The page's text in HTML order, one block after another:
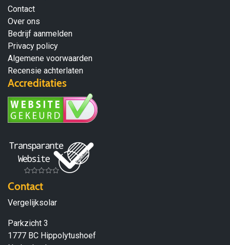
Contact
Over ons
Bedrijf aanmelden
Privacy policy
Algemene voorwaarden
Recensie achterlaten
Accreditaties
Contact
Vergelijksolar
Parkzicht 3
1777 BC Hippolytushoef